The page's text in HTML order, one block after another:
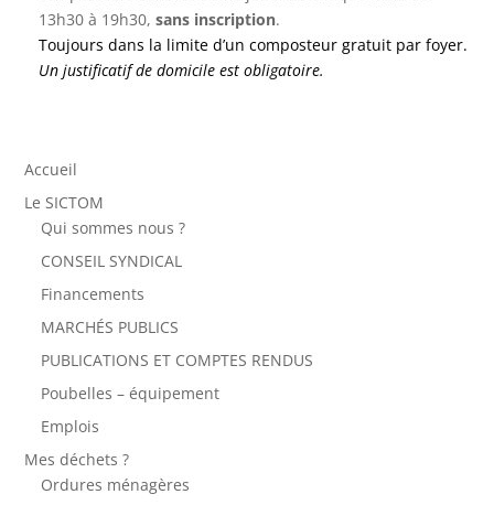
13h30 à 19h30, sans inscription.
Toujours dans la limite d’un composteur gratuit par foyer.
Un justificatif de domicile est obligatoire.
Accueil
Le SICTOM
Qui sommes nous ?
CONSEIL SYNDICAL
Financements
MARCHÉS PUBLICS
PUBLICATIONS ET COMPTES RENDUS
Poubelles – équipement
Emplois
Mes déchets ?
Ordures ménagères